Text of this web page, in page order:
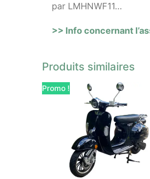
par LMHNWF11…
>> Info concernant
Produits similaires
Promo !